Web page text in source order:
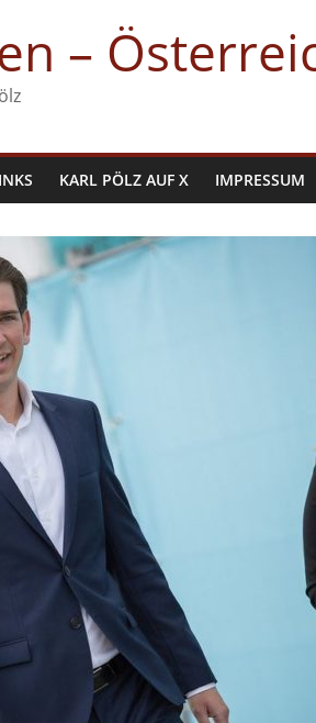
–
KARL PÖLZ AUF X IMPRESSUM